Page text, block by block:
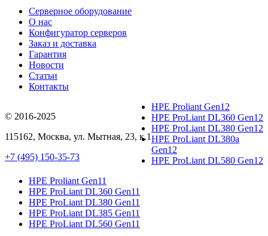
Серверное оборудование
О нас
Конфигуратор серверов
Заказ и доставка
Гарантия
Новости
Статьи
Контакты
© 2016-2025
115162, Москва, ул. Мытная, 23, к.1
+7 (495) 150-35-73
HPE Proliant Gen12
HPE ProLiant DL360 Gen12
HPE ProLiant DL380 Gen12
HPE ProLiant DL380a
Gen12
HPE ProLiant DL580 Gen12
HPE Proliant Gen11
HPE ProLiant DL360 Gen11
HPE ProLiant DL380 Gen11
HPE ProLiant DL385 Gen11
HPE ProLiant DL560 Gen11